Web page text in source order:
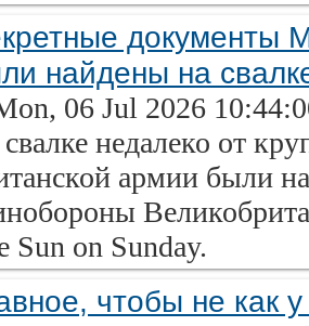
документы
найдены на
06 Jul 2026
недалеко от
армии были
Sun on Sunday.
чтобы не как